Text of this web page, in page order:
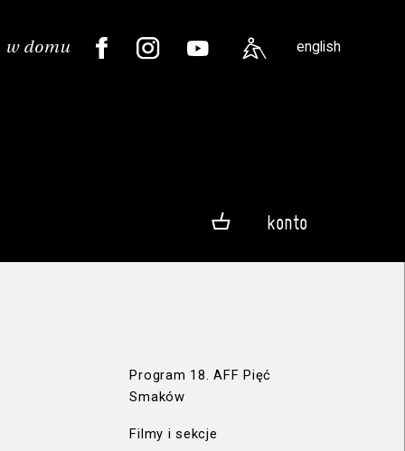
english
konto
Program 18. AFF Pięć
Smaków
Filmy i sekcje